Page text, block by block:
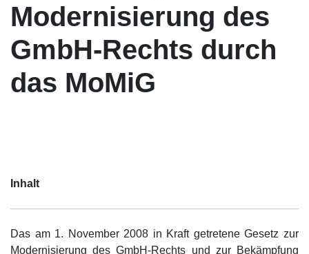
Modernisierung des
GmbH-Rechts durch
das MoMiG
Inhalt
Das am 1. November 2008 in Kraft getretene Gesetz zur
Modernisierung des GmbH-Rechts und zur Bekämpfung